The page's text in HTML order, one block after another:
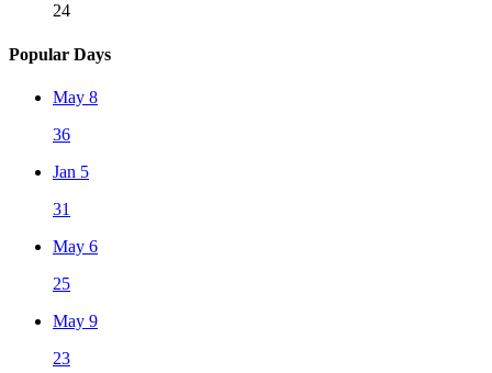
24
Popular Days
May 8
36
Jan 5
31
May 6
25
May 9
23